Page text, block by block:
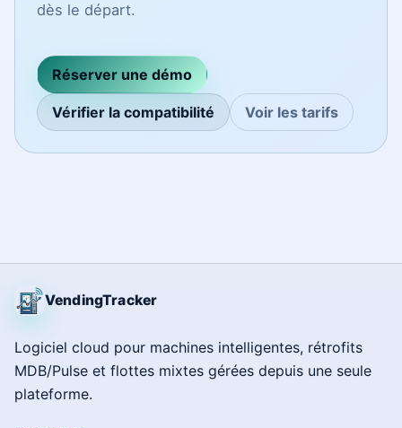
dès le départ.
Réserver une démo
Vérifier la compatibilité Voir les tarifs
VendingTracker
Logiciel cloud pour machines intelligentes, rétrofits
MDB/Pulse et flottes mixtes gérées depuis une seule
plateforme.